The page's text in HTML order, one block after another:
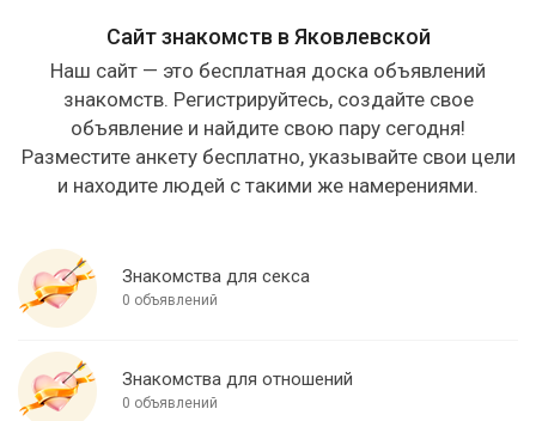
Сайт знакомств в Яковлевской
Наш сайт — это бесплатная доска объявлений
знакомств. Регистрируйтесь, создайте свое
объявление и найдите свою пару сегодня!
Разместите анкету бесплатно, указывайте свои цели
и находите людей с такими же намерениями.
Знакомства для секса
0 объявлений
Знакомства для отношений
0 объявлений